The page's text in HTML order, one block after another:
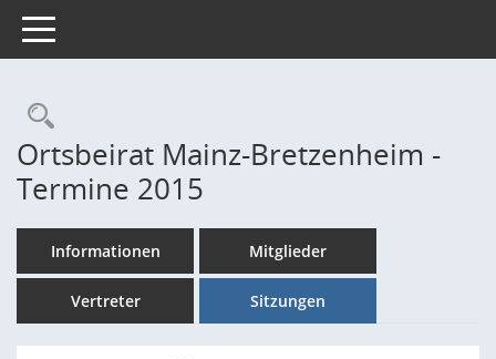
Toggle navigation
Rechercheauswahl
Ortsbeirat Mainz-Bretzenheim -
Termine 2015
Informationen Mitglieder
Vertreter Sitzungen